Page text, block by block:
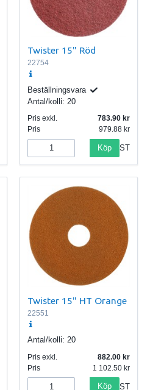
Twister 15" Röd
22754
Beställningsvara
Antal/kolli: 20
Pris exkl.
783.90
Pris
979.88
Köp ST
Twister 15" HT Orange
22551
Antal/kolli: 20
Pris exkl.
882.00
Pris
1 102.50
Köp ST